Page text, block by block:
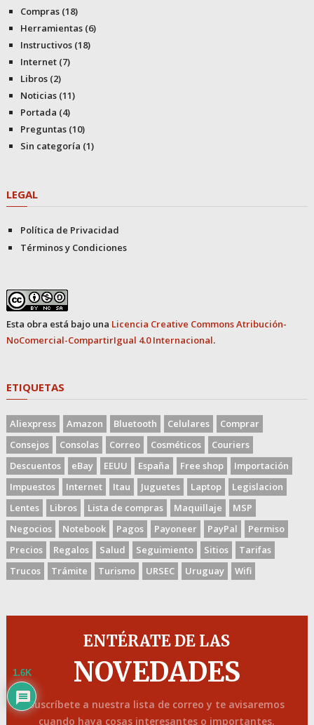
Compras(18)
Herramientas(6)
Instructivos(18)
Internet(7)
Libros(2)
Noticias(11)
Portada (4)
Preguntas(10)
Sin categoría (1)
LEGAL
Política de Privacidad
Términos y Condiciones
Esta obra está bajo una Licencia Creative Commons Atribución-
NoComercial-CompartirIgual 4.0 Internacional.
ETIQUETAS
Aliexpress Amazon Bluetooth Celulares
Comprar
Consejos
Consolas Correo Cosméticos
Couriers
Descuentos
eBay EEUU España Free shop
Importación
Impuestos
Internet Itau Juguetes Laptop
Legislacion
Lentes
Libros Lista de compras Maquillaje
MSP
Negocios
Notebook Pagos Payoneer PayPal
Permiso
Precios
Regalos Salud Seguimiento Sitios
Tarifas
Trucos
Trámite Turismo URSEC Uruguay Wifi
ENTÉRATE DE LAS
NOVEDADES
Suscríbete a nuestra lista de correo y te avisaremos
cuando haya cosas interesantes o importantes.
1.6K